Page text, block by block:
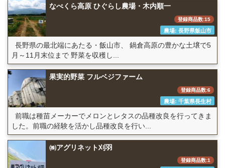
なべくら高原 ひぐらし農場・木内順一
登録商品数:15
農場: 長野県飯山市
長野県の最北端にあたる・飯山市、 鍋倉高原の豊かな土壌で5
月～11月末位まで 野菜を収穫し...
果実的野菜 フルベジファーム
登録商品数:6
農場: 千葉県長生村
前職は種苗メーカーでメロンとレタスの品種改良を行ってきま
した。前職の経験を活かし品種改良を行い...
㈱アグリネット刈羽
登録商品数:1